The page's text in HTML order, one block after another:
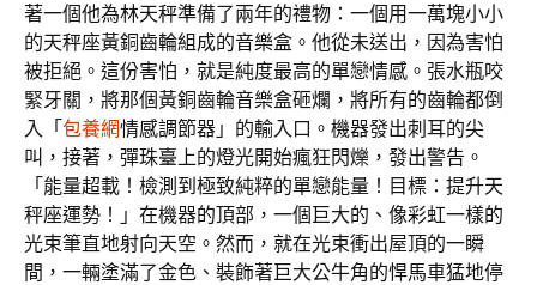
著一個他為林天秤準備了兩年的禮物：一個用一萬塊小小
的天秤座黃銅齒輪組成的音樂盒。他從未送出，因為害怕
被拒絕。這份害怕，就是純度最高的單戀情感。張水瓶咬
緊牙關，將那個黃銅齒輪音樂盒砸爛，將所有的齒輪都倒
入「包養網情感調節器」的輸入口。機器發出刺耳的尖
叫，接著，彈珠臺上的燈光開始瘋狂閃爍，發出警告。
「能量超載！檢測到極致純粹的單戀能量！目標：提升天
秤座運勢！」在機器的頂部，一個巨大的、像彩虹一樣的
光束筆直地射向天空。然而，就在光束衝出屋頂的一瞬
間，一輛塗滿了金色、裝飾著巨大公牛角的悍馬車猛地停